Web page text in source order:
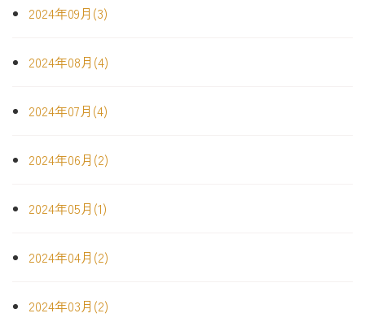
2024年09月(3)
2024年08月(4)
2024年07月(4)
2024年06月(2)
2024年05月(1)
2024年04月(2)
2024年03月(2)